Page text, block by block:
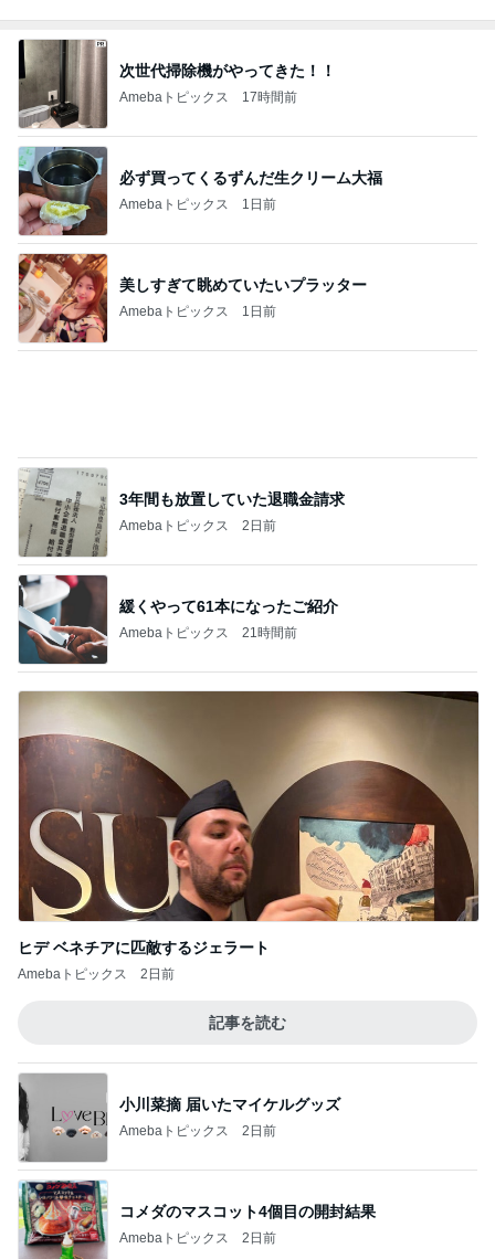
次世代掃除機がやってきた！！
Amebaトピックス 17時間前
必ず買ってくるずんだ生クリーム大福
Amebaトピックス 1日前
美しすぎて眺めていたいプラッター
Amebaトピックス 1日前
3年間も放置していた退職金請求
Amebaトピックス 2日前
緩くやって61本になったご紹介
Amebaトピックス 21時間前
ヒデ ベネチアに匹敵するジェラート
Amebaトピックス 2日前
記事を読む
小川菜摘 届いたマイケルグッズ
Amebaトピックス 2日前
コメダのマスコット4個目の開封結果
Amebaトピックス 2日前